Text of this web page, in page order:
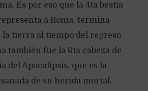
Es por eso que la 4ta bestia
a Roma, termina
la tierra al tiempo del regreso
también fue la 6ta cabeza de
del Apocalipsis, que es la
de su herida mortal.